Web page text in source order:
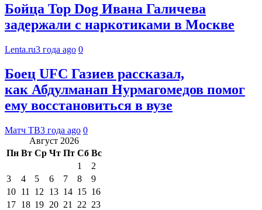
Бойца Top Dog Ивана Галичева
задержали с наркотиками в Москве
Lenta.ru3 года ago 0
Боец UFC Газиев рассказал,
как Абдулманап Нурмагомедов помог
ему восстановиться в вузе
Матч ТВ3 года ago 0
Август 2026
Пн Вт Ср Чт Пт Сб Вс
1
2
3
4 5 6 7 8
9
10 11 12 13 14 15 16
17 18 19 20 21 22 23